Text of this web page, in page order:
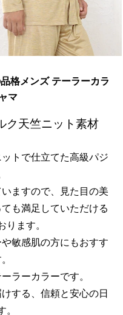
格メンズ テーラーカラ
マ
天竺ニット素材
トで仕立てた高級パジ
ますので、見た目の美
も満足していただける
ります。
敏感肌の方にもおすす
ラーカラーです。
する、信頼と安心の日
。